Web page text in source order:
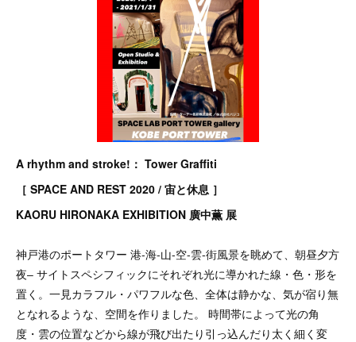
A rhythm and stroke!： Tower Graffiti
［ SPACE AND REST 2020 / 宙と休息 ］
KAORU HIRONAKA EXHIBITION 廣中薫 展
神戸港のポートタワー 港-海-山-空-雲-街風景を眺めて、朝昼夕方
夜‒ サイトスペシフィックにそれぞれ光に導かれた線・色・形を
置く。一見カラフル・パワフルな色、全体は静かな、気が宿り無
となれるような、空間を作りました。 時間帯によって光の角
度・雲の位置などから線が飛び出たり引っ込んだり太く細く変